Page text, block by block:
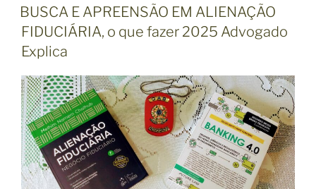
U
B
L
I
C
D
O
E
M
BUSCA E APREENSÃO EM ALIENAÇÃO
FIDUCIÁRIA, o que fazer 2025 Advogado
Explica